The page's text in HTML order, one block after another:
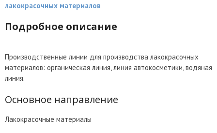
лакокрасочных материалов
Подробное описание
Производственные линии для производства лакокрасочных
материалов: органическая линия, линия автокосметики, водяная
линия.
Основное направление
Лакокрасочные материалы